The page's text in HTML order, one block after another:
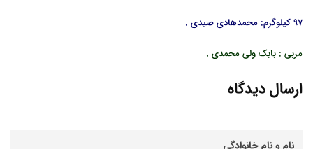
97 کیلوگرم: محمدهادی صیدی .
مربی : بابک ولی محمدی .
ارسال دیدگاه